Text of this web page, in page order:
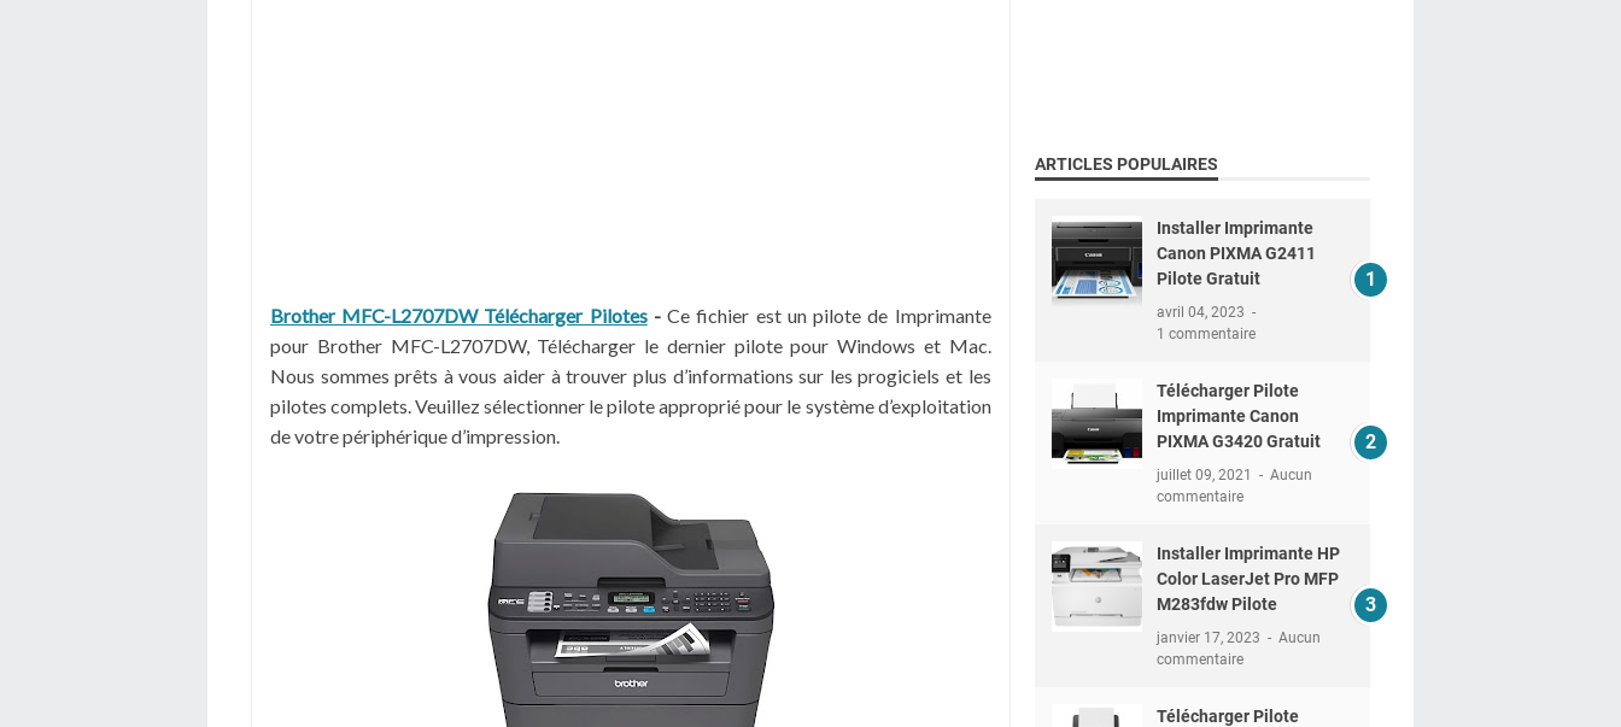
Brother MFC-L2707DW Télécharger Pilotes-Ce fichier est un pilote de Imprimante
pour Brother MFC-L2707DW, Télécharger le dernier pilote pour Windows et Mac.
Nous sommes prêts à vous aider à trouver plus d’informations sur les progiciels et les
pilotes complets. Veuillez sélectionner le pilote approprié pour le système d’exploitation
de votre périphérique d’impression.
ARTICLES POPULAIRES
Installer Imprimante
Canon PIXMA G2411
Pilote Gratuit
avril 04, 2023
1 commentaire
Télécharger Pilote
Imprimante Canon
PIXMA G3420 Gratuit
juillet 09, 2021
Aucun
commentaire
Installer Imprimante HP
Color LaserJet Pro MFP
M283fdw Pilote
janvier 17, 2023
Aucun
commentaire
Télécharger Pilote